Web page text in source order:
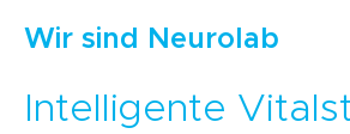
Wir sind Neurolab
Intelligente